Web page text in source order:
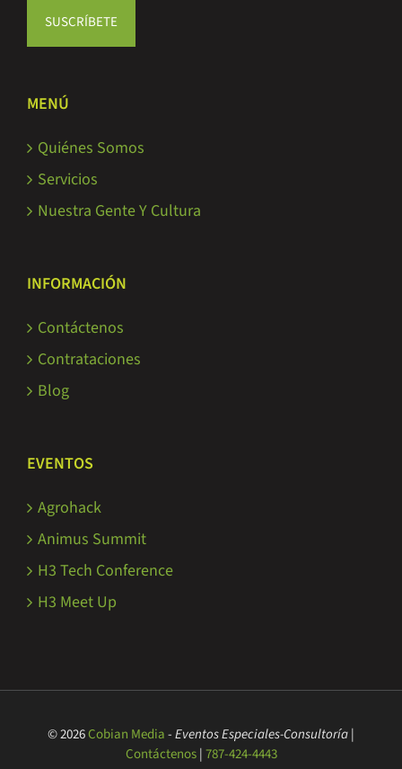
MENÚ
Quiénes Somos
Servicios
Nuestra Gente Y Cultura
INFORMACIÓN
Contáctenos
Contrataciones
Blog
EVENTOS
Agrohack
Animus Summit
H3 Tech Conference
H3 Meet Up
© 2026Cobian Media-Eventos Especiales-Consultoría|
Contáctenos|787-424-4443